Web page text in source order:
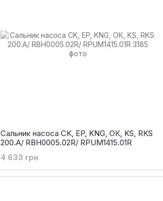
Сальник насоса CK, EP, KNG, ОК, KS, RKS
200.A/ RBH0005.02R/ RPUM1415.01R
4 633 грн